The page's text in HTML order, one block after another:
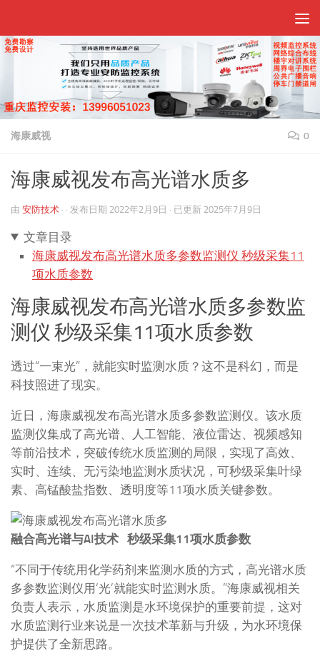
海康威视 0
海康威视发布高光谱水质多
由 安防技术 · · 发布日期 2022年2月9日 · 已更新 2025年7月9日
文章目录
海康威视发布高光谱水质多参数监测仪 秒级采集11
项水质参数
海康威视发布高光谱水质多参数监
测仪 秒级采集11项水质参数
透过“一束光”，就能实时监测水质？这不是科幻，而是
科技照进了现实。
近日，海康威视发布高光谱水质多参数监测仪。该水质
监测仪集成了高光谱、人工智能、液位雷达、视频感知
等前沿技术，突破传统水质监测的局限，实现了高效、
实时、连续、无污染地监测水质状况，可秒级采集叶绿
素、高锰酸盐指数、透明度等11项水质关键参数。
融合高光谱与AI技术 秒级采集11项水质参数
“不同于传统用化学药剂来监测水质的方式，高光谱水质
多参数监测仪用‘光’就能实时监测水质。”海康威视相关
负责人表示，水质监测是水环境保护的重要前提，这对
水质监测行业来说是一次技术革新与升级，为水环境保
护提供了全新思路。